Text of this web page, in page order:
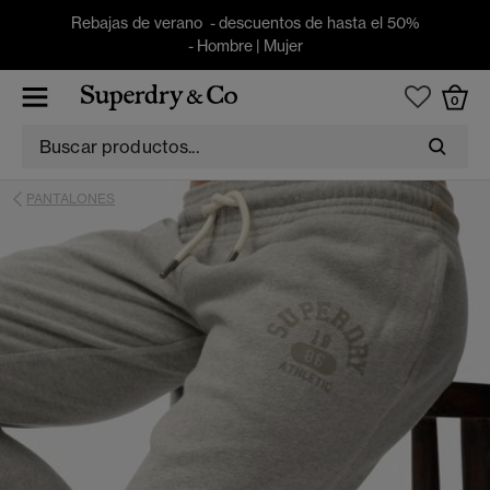
Rebajas de verano - descuentos de hasta el 50%
- Hombre| Mujer
0
PANTALONES